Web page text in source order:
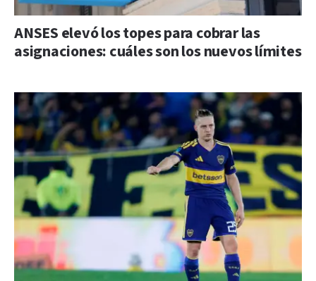
ANSES elevó los topes para cobrar las
asignaciones: cuáles son los nuevos límites